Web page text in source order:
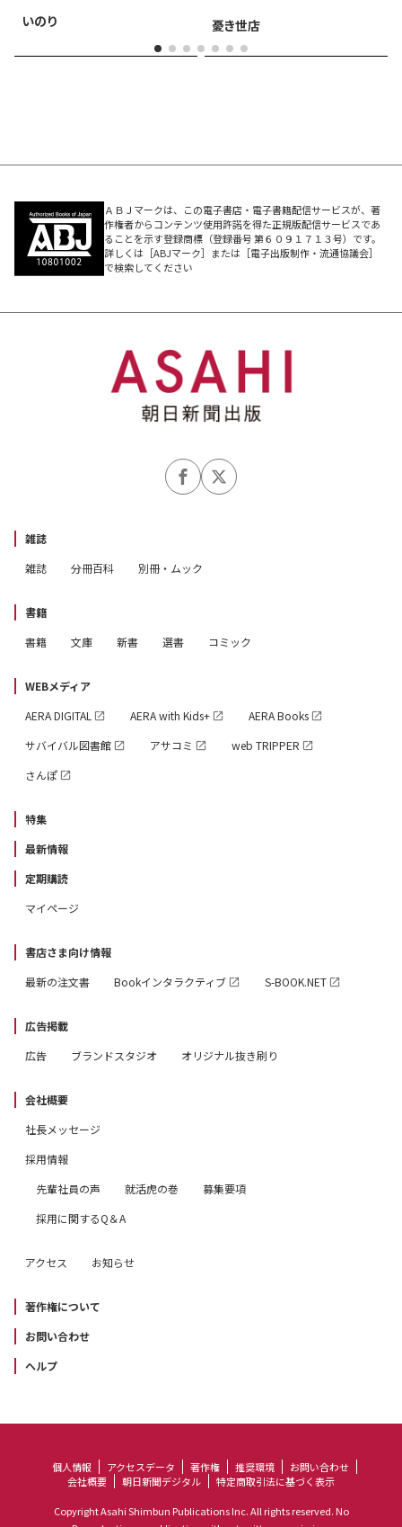
いのり 憂き世店
ＡＢＪマークは、この電子書店・電子書籍配信サービスが、著
作権者からコンテンツ使用許諾を得た正規版配信サービスであ
ることを示す登録商標（登録番号 第６０９１７１３号）です。
詳しくは［ABJマーク］または［電子出版制作・流通協議会］
で検索してください
雑誌
雑誌
分冊百科 別冊・ムック
書籍
書籍
文庫 新書 選書 コミック
WEBメディア
AERA DIGITAL
AERA with Kids+
AERA Books
サバイバル図書館
アサコミ
web TRIPPER
さんぽ
特集
最新情報
定期購読
マイページ
書店さま向け情報
最新の注文書
Bookインタラクティブ S-BOOK.NET
広告掲載
広告
ブランドスタジオ オリジナル抜き刷り
会社概要
社長メッセージ
採用情報
先輩社員の声
就活虎の巻
募集要項
採用に関するQ＆A
アクセス お知らせ
著作権について
お問い合わせ
ヘルプ
個人情報 アクセスデータ 著作権 推奨環境
お問い合わせ
会社概要
朝日新聞デジタル 特定商取引法に基づく表示
Copyright Asahi Shimbun Publications Inc. All rights reserved. No